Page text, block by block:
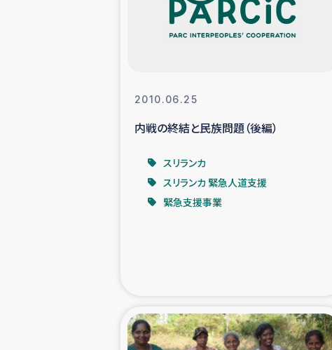
スリランカの南北女性をつな
国内避難民への物資
タイ国境ミャンマ
海外ルーツの
2010.06.25
内戦の終結と民族問題（後編）
スリランカ
スリランカ 緊急人道支援
緊急支援事業